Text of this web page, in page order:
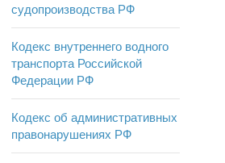
судопроизводства РФ
Кодекс внутреннего водного
транспорта Российской
Федерации РФ
Кодекс об административных
правонарушениях РФ